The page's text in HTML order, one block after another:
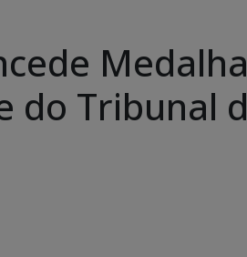
do Tribunal